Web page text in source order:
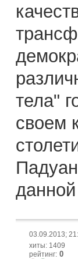
тела"
своем
03.09.2013;
хиты: 1409
рейтинг: 0